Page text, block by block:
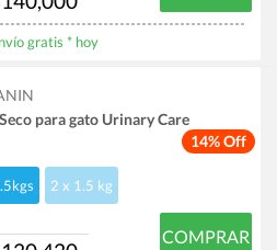
gratis * hoy
14% Off
para gato Urinary Care
2 x 1.5 kg
COMPRAR